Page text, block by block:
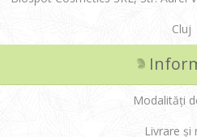
Cluj
Modalități
Livrare și